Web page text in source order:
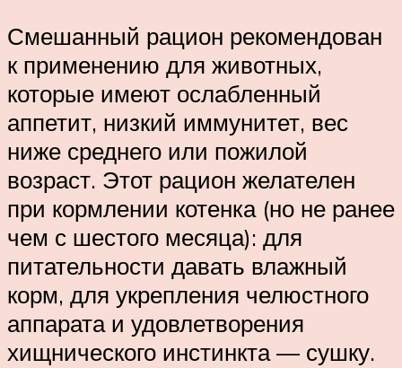
Смешанный рацион рекомендован
к применению для животных,
которые имеют ослабленный
аппетит, низкий иммунитет, вес
ниже среднего или пожилой
возраст. Этот рацион желателен
при кормлении котенка (но не ранее
чем с шестого месяца): для
питательности давать влажный
корм, для укрепления челюстного
аппарата и удовлетворения
хищнического инстинкта — сушку.